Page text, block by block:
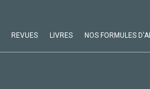
REVUES LIVRES NOS FORMULES